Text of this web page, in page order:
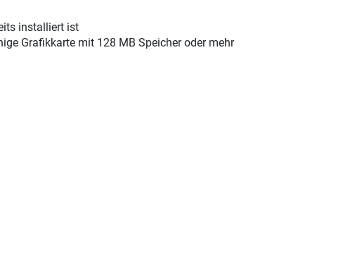
installiert ist
Grafikkarte mit 128 MB Speicher oder mehr